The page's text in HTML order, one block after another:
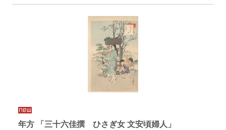
年方 「三十六佳撰 ひさぎ女 文安頃婦人」